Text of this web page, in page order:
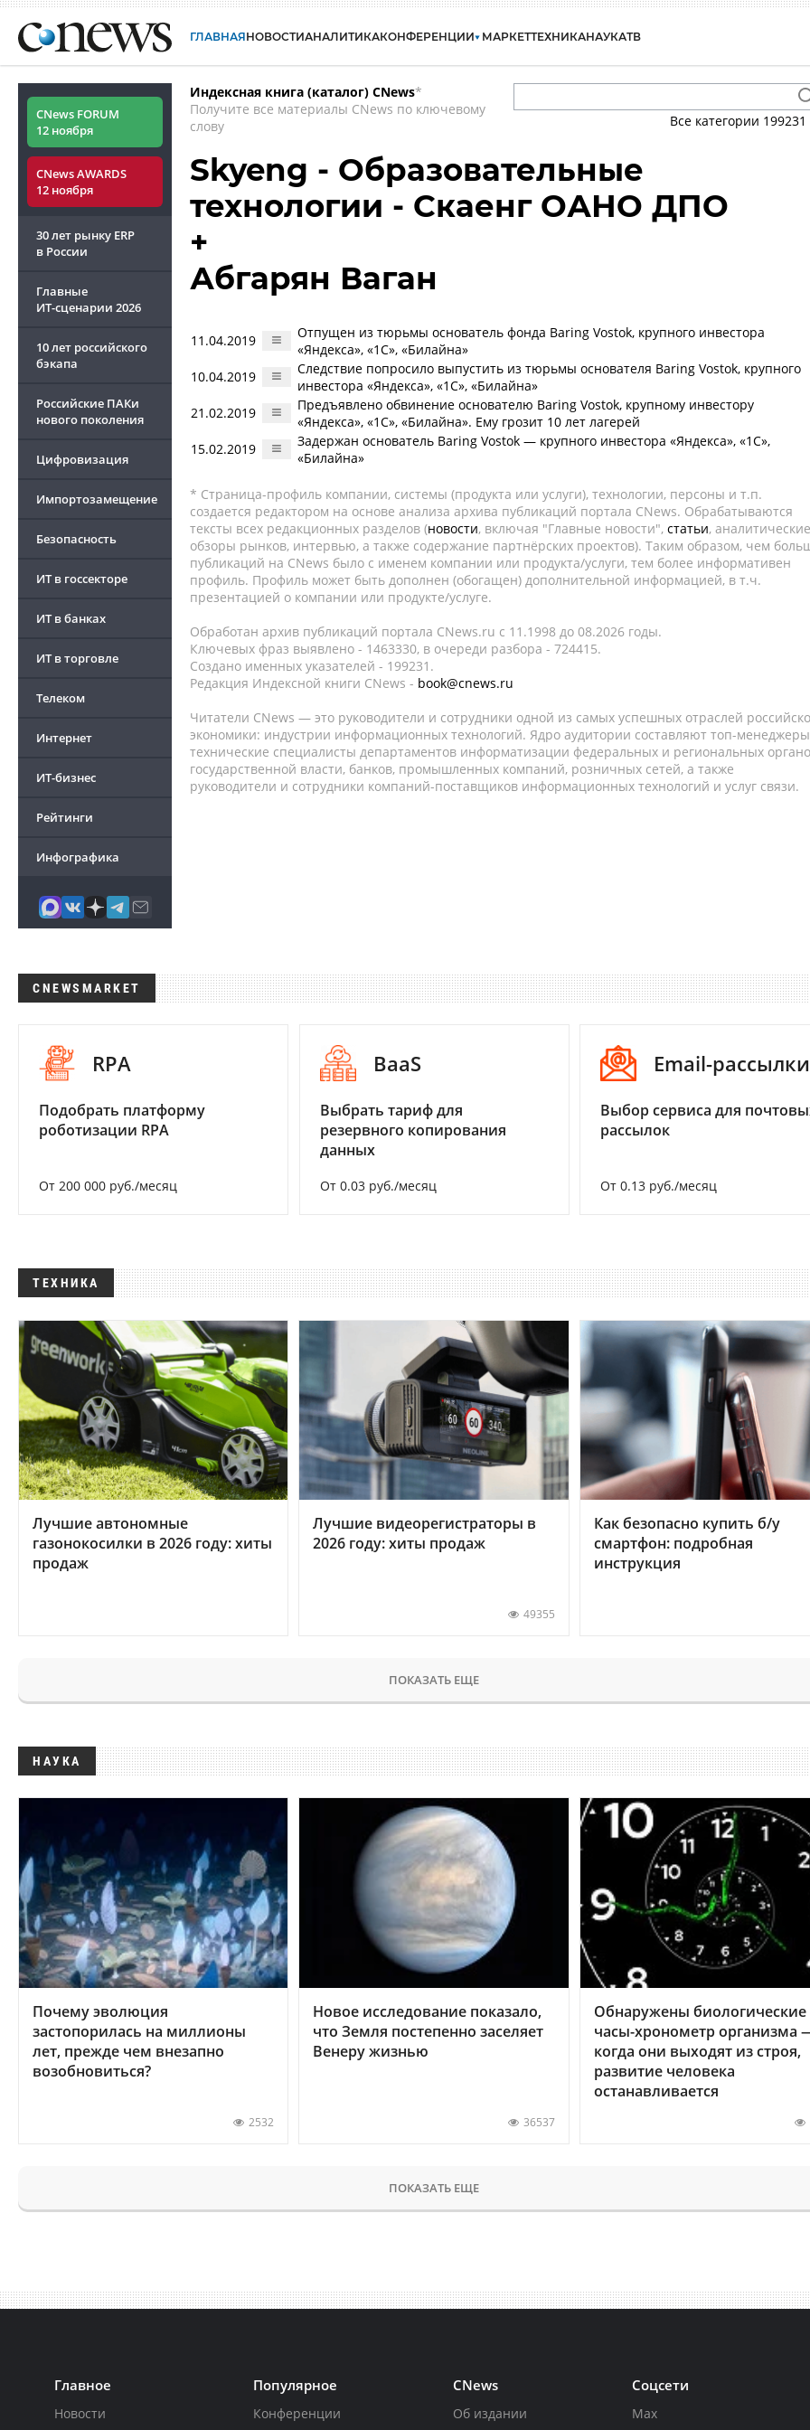
ГЛАВНАЯНОВОСТИАНАЛИТИКАКОНФЕРЕНЦИИ МАРКЕТТЕХНИКАНАУКАТВ
CNews FORUM
12 ноября
CNews AWARDS
12 ноября
30 лет рынку ERP
в России
Главные
ИТ-сценарии 2026
10 лет российского
бэкапа
Российские ПАКи
нового поколения
Цифровизация
Импортозамещение
Безопасность
ИТ в госсекторе
ИТ в банках
ИТ в торговле
Телеком
Интернет
ИТ-бизнес
Рейтинги
Инфографика
Индексная книга (каталог) CNews*
Получите все материалы CNews по ключевому
слову
Все категории 199231
Skyeng - Образовательные
технологии - Скаенг ОАНО ДПО
+
Абгарян Ваган
11.04.2019
Отпущен из тюрьмы основатель фонда Baring Vostok, крупного инвестора
«Яндекса», «1С», «Билайна»
10.04.2019
Следствие попросило выпустить из тюрьмы основателя Baring Vostok, крупного
инвестора «Яндекса», «1С», «Билайна»
21.02.2019
Предъявлено обвинение основателю Baring Vostok, крупному инвестору
«Яндекса», «1С», «Билайна». Ему грозит 10 лет лагерей
15.02.2019
Задержан основатель Baring Vostok — крупного инвестора «Яндекса», «1С»,
«Билайна»
* Страница-профиль компании, системы (продукта или услуги), технологии, персоны и т.п.
создается редактором на основе анализа архива публикаций портала CNews. Обрабатываются
тексты всех редакционных разделов (новости, включая "Главные новости", статьи, аналитические
обзоры рынков, интервью, а также содержание партнёрских проектов). Таким образом, чем
публикаций на CNews было с именем компании или продукта/услуги, тем более информативен
профиль. Профиль может быть дополнен (обогащен) дополнительной информацией, в т.ч.
презентацией о компании или продукте/услуге.
Обработан архив публикаций портала CNews.ru c 11.1998 до 08.2026 годы.
Ключевых фраз выявлено - 1463330, в очереди разбора - 724415.
Создано именных указателей - 199231.
Редакция Индексной книги CNews - book@cnews.ru
Читатели CNews — это руководители и сотрудники одной из самых успешных отраслей
экономики: индустрии информационных технологий. Ядро аудитории составляют топ-
технические специалисты департаментов информатизации федеральных и региональных
государственной власти, банков, промышленных компаний, розничных сетей, а также
руководители и сотрудники компаний-поставщиков информационных технологий и услуг связи.
CNEWSMARKET
RPA
Подобрать платформу
роботизации RPA
От 200 000 руб./месяц
BaaS
Выбрать тариф для
резервного копирования
данных
От 0.03 руб./месяц
Email-рассылки
Выбор сервиса для
рассылок
От 0.13 руб./месяц
ТЕХНИКА
Лучшие автономные
газонокосилки в 2026 году: хиты
продаж
Лучшие видеорегистраторы в
2026 году: хиты продаж
49355
Как безопасно купить б/у
смартфон: подробная
инструкция
ПОКАЗАТЬ ЕЩЕ
НАУКА
Почему эволюция
застопорилась на миллионы
лет, прежде чем внезапно
возобновиться?
2532
Новое исследование показало,
что Земля постепенно заселяет
Венеру жизнью
36537
Обнаружены биологические
часы-хронометр организма
когда они выходят из строя,
развитие человека
останавливается
ПОКАЗАТЬ ЕЩЕ
Главное
Новости
Популярное
Конференции
CNews
Об издании
Соцсети
Max